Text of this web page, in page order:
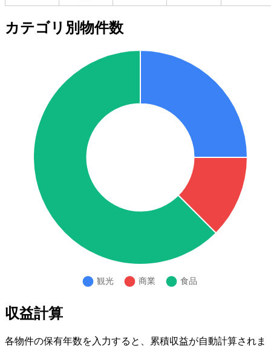
カテゴリ別物件数
収益計算
各物件の保有年数を入力すると、累積収益が自動計算されま